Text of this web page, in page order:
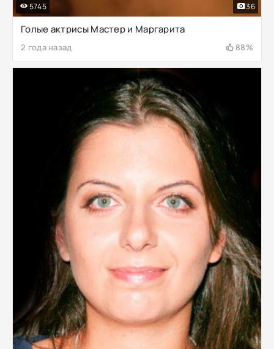
Голые актрисы Мастер и Маргарита
2 года назад 88%
5745 36